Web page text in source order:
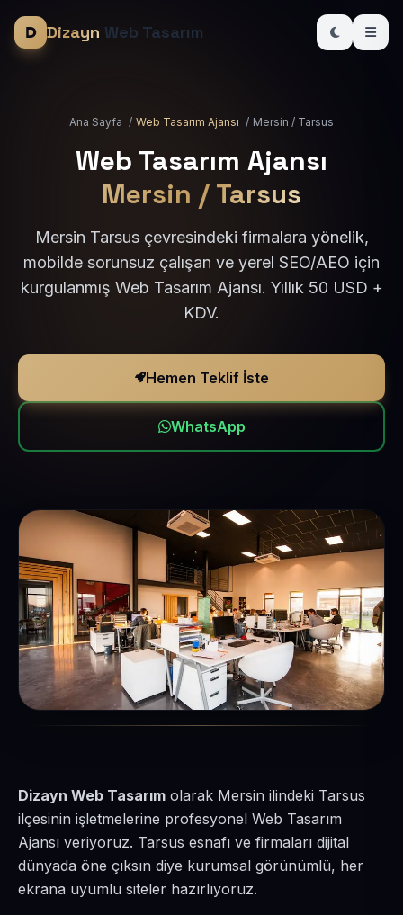
Dizayn Web Tasarım
Ana Sayfa / Web Tasarım Ajansı / Mersin / Tarsus
Web Tasarım Ajansı
Mersin / Tarsus
Mersin Tarsus çevresindeki firmalara yönelik,
mobilde sorunsuz çalışan ve yerel SEO/AEO için
kurgulanmış Web Tasarım Ajansı. Yıllık 50 USD +
KDV.
Hemen Teklif İste
WhatsApp
Dizayn Web Tasarım olarak Mersin ilindeki Tarsus
ilçesinin işletmelerine profesyonel Web Tasarım
Ajansı veriyoruz. Tarsus esnafı ve firmaları dijital
dünyada öne çıksın diye kurumsal görünümlü, her
ekrana uyumlu siteler hazırlıyoruz.